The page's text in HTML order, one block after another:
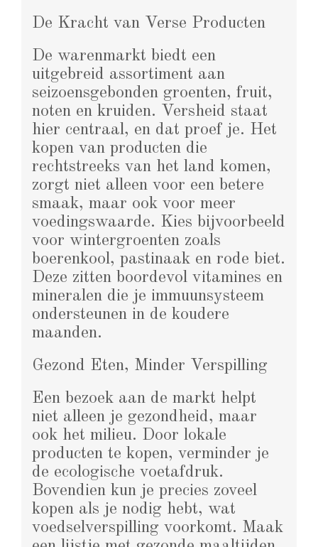
De Kracht van Verse Producten
De warenmarkt biedt een
uitgebreid assortiment aan
seizoensgebonden groenten, fruit,
noten en kruiden. Versheid staat
hier centraal, en dat proef je. Het
kopen van producten die
rechtstreeks van het land komen,
zorgt niet alleen voor een betere
smaak, maar ook voor meer
voedingswaarde. Kies bijvoorbeeld
voor wintergroenten zoals
boerenkool, pastinaak en rode biet.
Deze zitten boordevol vitamines en
mineralen die je immuunsysteem
ondersteunen in de koudere
maanden.
Gezond Eten, Minder Verspilling
Een bezoek aan de markt helpt
niet alleen je gezondheid, maar
ook het milieu. Door lokale
producten te kopen, verminder je
de ecologische voetafdruk.
Bovendien kun je precies zoveel
kopen als je nodig hebt, wat
voedselverspilling voorkomt. Maak